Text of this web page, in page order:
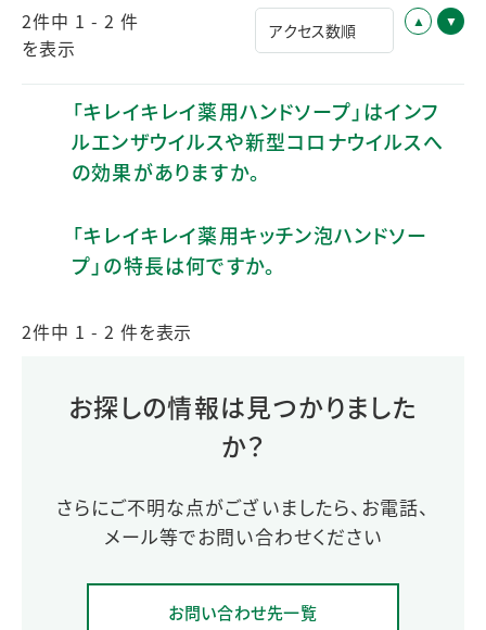
2件中 1 - 2 件
を表示
「キレイキレイ薬用ハンドソープ」はインフ
ルエンザウイルスや新型コロナウイルスへ
の効果がありますか。
「キレイキレイ薬用キッチン泡ハンドソー
プ」の特長は何ですか。
2件中 1 - 2 件を表示
お探しの情報は見つかりました
か？
さらにご不明な点がございましたら、お電話、
メール等でお問い合わせください
お問い合わせ先一覧